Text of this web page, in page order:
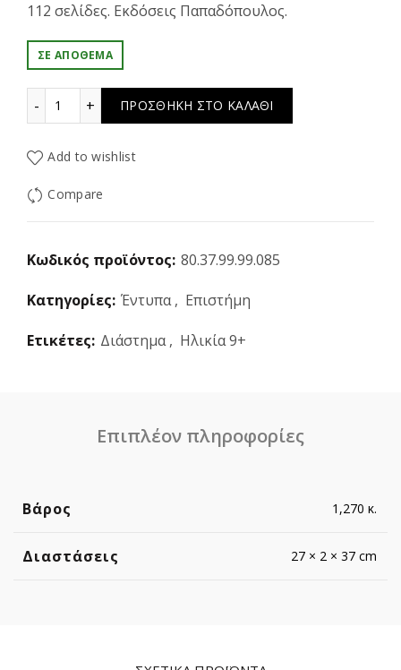
112 σελίδες. Εκδόσεις Παπαδόπουλος.
ΣΕ ΑΠΌΘΕΜΑ
ΠΡΟΣΘΉΚΗ ΣΤΟ ΚΑΛΆΘΙ
Add to wishlist
Compare
Κωδικός προϊόντος: 80.37.99.99.085
Κατηγορίες: Έντυπα , Επιστήμη
Ετικέτες: Διάστημα , Ηλικία 9+
Επιπλέον πληροφορίες
Βάρος 1,270 κ.
Διαστάσεις 27 × 2 × 37 cm